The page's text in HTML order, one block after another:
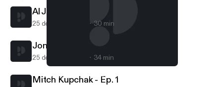
Hornets Hive Cast | A Charlotte Hornets Podcast
Al Jefferson - Ep. 39
25 de mar de 2019 30 min
Jonathan Abrams - Ep. 38
25 de mar de 2019 34 min
Mitch Kupchak - Ep. 1